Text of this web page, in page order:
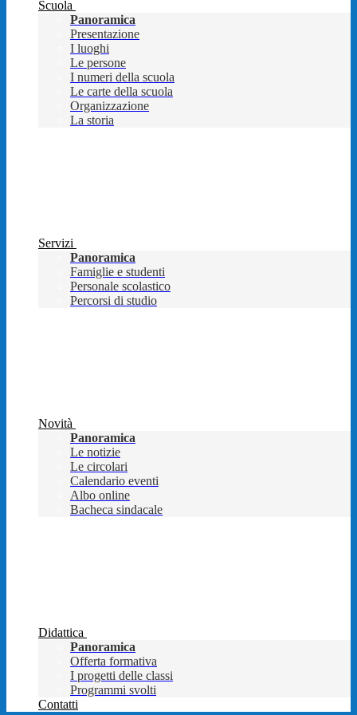
Scuola
Panoramica
Presentazione
I luoghi
Le persone
I numeri della scuola
Le carte della scuola
Organizzazione
La storia
Servizi
Panoramica
Famiglie e studenti
Personale scolastico
Percorsi di studio
Novità
Panoramica
Le notizie
Le circolari
Calendario eventi
Albo online
Bacheca sindacale
Didattica
Panoramica
Offerta formativa
I progetti delle classi
Programmi svolti
Contatti